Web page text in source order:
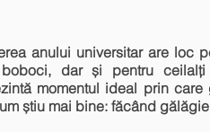
anului universitar are loc
dar și pentru ceilalți
momentul ideal prin
știu mai bine: făcând